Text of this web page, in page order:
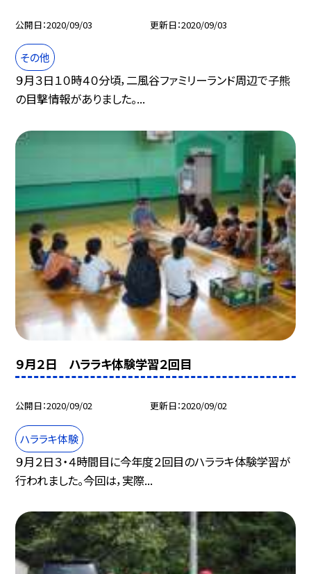
公開日 2020/09/03 更新日 2020/09/03
その他
９月３日１０時４０分頃，二風谷ファミリーランド周辺で子熊
の目撃情報がありました。...
９月２日 ハララキ体験学習２回目
公開日 2020/09/02 更新日 2020/09/02
ハララキ体験
９月２日３・４時間目に今年度２回目のハララキ体験学習が
行われました。今回は，実際...